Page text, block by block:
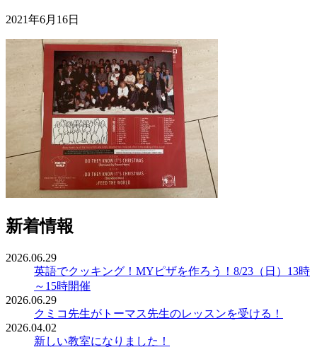
2021年6月16日
新着情報
2026.06.29
英語でクッキング！MYピザを作ろう！8/23（日）13時
～15時開催
2026.06.29
クミコ先生がトーマス先生のレッスンを受ける！
2026.04.02
新しい教室になりました！